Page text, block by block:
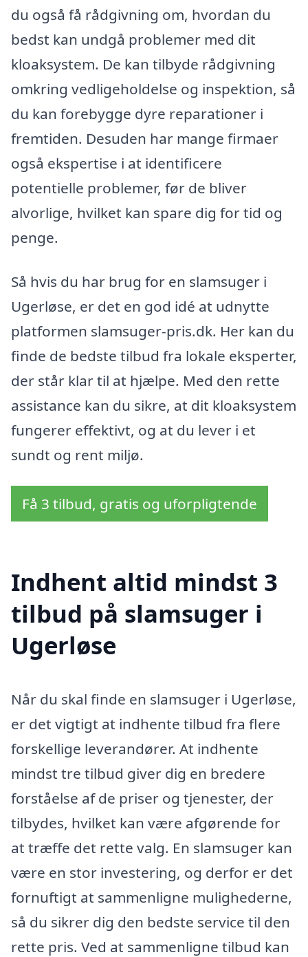
du også få rådgivning om, hvordan du
bedst kan undgå problemer med dit
kloaksystem. De kan tilbyde rådgivning
omkring vedligeholdelse og inspektion, så
du kan forebygge dyre reparationer i
fremtiden. Desuden har mange firmaer
også ekspertise i at identificere
potentielle problemer, før de bliver
alvorlige, hvilket kan spare dig for tid og
penge.
Så hvis du har brug for en slamsuger i
Ugerløse, er det en god idé at udnytte
platformen slamsuger-pris.dk. Her kan du
finde de bedste tilbud fra lokale eksperter,
der står klar til at hjælpe. Med den rette
assistance kan du sikre, at dit kloaksystem
fungerer effektivt, og at du lever i et
sundt og rent miljø.
Få 3 tilbud, gratis og uforpligtende
Indhent altid mindst 3
tilbud på slamsuger i
Ugerløse
Når du skal finde en slamsuger i Ugerløse,
er det vigtigt at indhente tilbud fra flere
forskellige leverandører. At indhente
mindst tre tilbud giver dig en bredere
forståelse af de priser og tjenester, der
tilbydes, hvilket kan være afgørende for
at træffe det rette valg. En slamsuger kan
være en stor investering, og derfor er det
fornuftigt at sammenligne mulighederne,
så du sikrer dig den bedste service til den
rette pris. Ved at sammenligne tilbud kan